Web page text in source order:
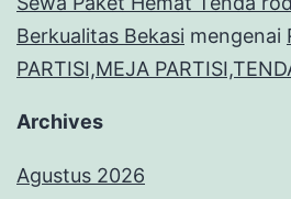
Berkualitas Bekasi mengenai
PARTISI,MEJA
Archives
Agustus 2026